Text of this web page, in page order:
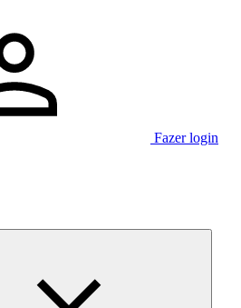
Fazer login